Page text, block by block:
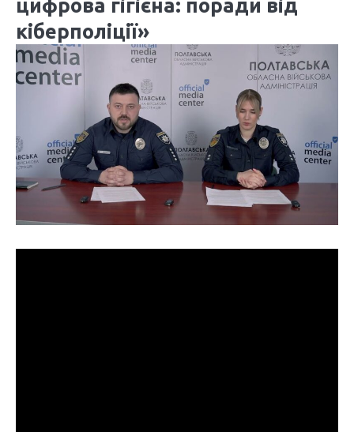
цифрова гігієна: поради від
кіберполіції»